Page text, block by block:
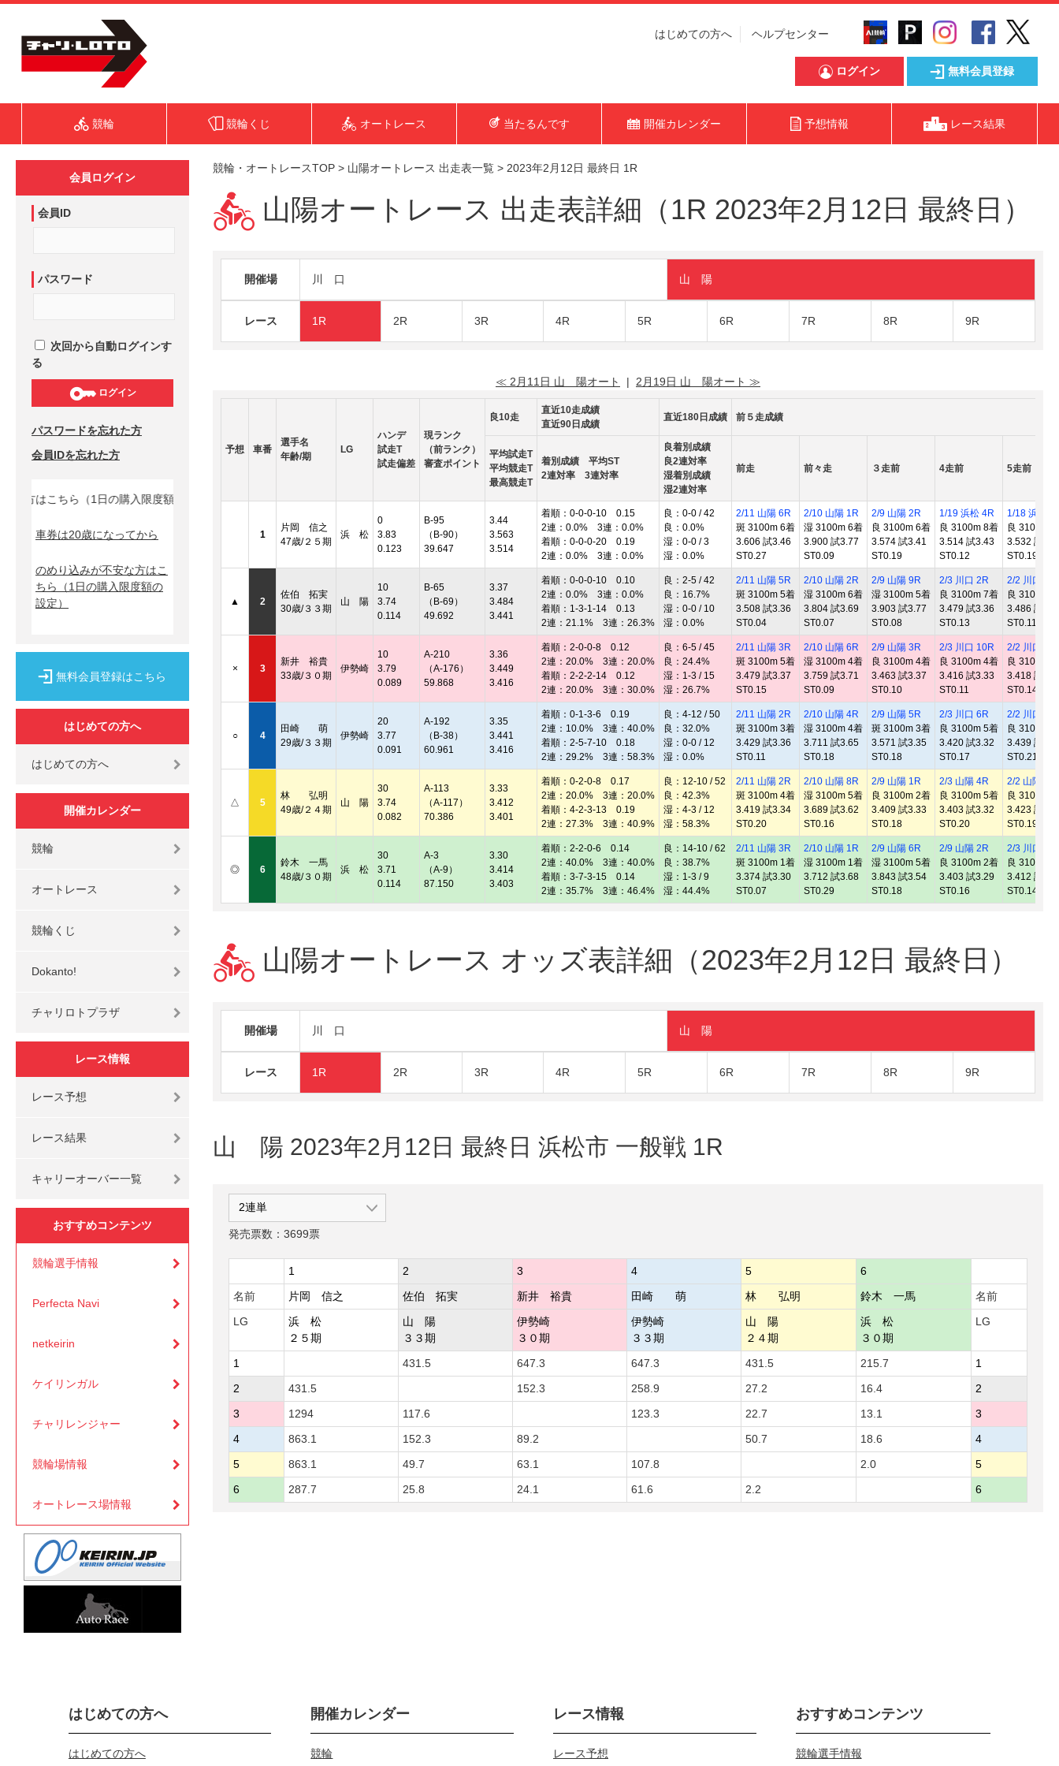
はじめての方へ ヘルプセンター
ログイン 無料会員登録
競輪 競輪くじ オートレース 当たるんです 開催カレンダー 予想情報 レース結果
会員ログイン
会員ID
パスワード
次回から自動ログインす
る
ログイン
パスワードを忘れた方
会員IDを忘れた方
こちら（1日の購入限度額の設定）↓
車券は20歳になってから
のめり込みが不安な方はこ
ちら
（1日の購入限度額の
設定）
無料会員登録はこちら
はじめての方へ
はじめての方へ
開催カレンダー
競輪
オートレース
競輪くじ
Dokanto!
チャリロトプラザ
レース情報
レース予想
レース結果
キャリーオーバー一覧
おすすめコンテンツ
競輪選手情報
Perfecta Navi
netkeirin
ケイリンガル
チャリレンジャー
競輪場情報
オートレース場情報
競輪・オートレースTOP > 山陽オートレース 出走表一覧 > 2023年2月12日 最終日 1R
山陽オートレース 出走表詳細（1R 2023年2月12日 最終日）
開催場 川 口 山 陽
レース 1R 2R 3R 4R 5R 6R 7R 8R 9R
≪ 2月11日 山 陽オート | 2月19日 山 陽オート ≫
予想 車番
選手名
年齢/期
LG
ハンデ
試走T
試走偏差
現ランク
（前ランク）
審査ポイント
良10走
直近10走成績
直近90日成績
直近180日成績 前５走成績
平均試走T
平均競走T
最高競走T
着別成績 平均ST
2連対率 3連対率
良着別成績
良2連対率
湿着別成績
湿2連対率
前走 前々走 ３走前 4走前 5走前
1
片岡 信之
47歳/２５期
浜 松
0
3.83
0.123
B-95
（B-90）
39.647
3.44
3.563
3.514
着順：0-0-0-10 0.15
2連：0.0% 3連：0.0%
着順：0-0-0-20 0.19
2連：0.0% 3連：0.0%
良：0-0 / 42
良：0.0%
湿：0-0 / 3
湿：0.0%
2/11 山陽 6R
斑 3100m 6着
3.606 試3.46
ST0.27
2/10 山陽 1R
湿 3100m 6着
3.900 試3.77
ST0.09
2/9 山陽 2R
良 3100m 6着
3.574 試3.41
ST0.19
1/19 浜松 4R
良 3100m 8着
3.514 試3.43
ST0.12
1/18 浜松
良 3100m 7
3.532 試
ST0.19
▲ 2
佐伯 拓実
30歳/３３期
山 陽
10
3.74
0.114
B-65
（B-69）
49.692
3.37
3.484
3.441
着順：0-0-0-10 0.10
2連：0.0% 3連：0.0%
着順：1-3-1-14 0.13
2連：21.1% 3連：26.3%
良：2-5 / 42
良：16.7%
湿：0-0 / 10
湿：0.0%
2/11 山陽 5R
斑 3100m 5着
3.508 試3.36
ST0.04
2/10 山陽 2R
湿 3100m 6着
3.804 試3.69
ST0.07
2/9 山陽 9R
湿 3100m 5着
3.903 試3.77
ST0.08
2/3 川口 2R
良 3100m 7着
3.479 試3.36
ST0.13
2/2 川口 1R
良 3100m 4
3.486 試
ST0.11
× 3
新井 裕貴
33歳/３０期
伊勢崎
10
3.79
0.089
A-210
（A-176）
59.868
3.36
3.449
3.416
着順：2-0-0-8 0.12
2連：20.0% 3連：20.0%
着順：2-2-2-14 0.12
2連：20.0% 3連：30.0%
良：6-5 / 45
良：24.4%
湿：1-3 / 15
湿：26.7%
2/11 山陽 3R
斑 3100m 5着
3.479 試3.37
ST0.15
2/10 山陽 6R
湿 3100m 4着
3.759 試3.71
ST0.09
2/9 山陽 3R
良 3100m 4着
3.463 試3.37
ST0.10
2/3 川口 10R
良 3100m 4着
3.416 試3.33
ST0.11
2/2 川口
良 3100m 6
3.418 試
ST0.14
○ 4
田崎 萌
29歳/３３期
伊勢崎
20
3.77
0.091
A-192
（B-38）
60.961
3.35
3.441
3.416
着順：0-1-3-6 0.19
2連：10.0% 3連：40.0%
着順：2-5-7-10 0.18
2連：29.2% 3連：58.3%
良：4-12 / 50
良：32.0%
湿：0-0 / 12
湿：0.0%
2/11 山陽 2R
斑 3100m 3着
3.429 試3.36
ST0.11
2/10 山陽 4R
湿 3100m 4着
3.711 試3.65
ST0.18
2/9 山陽 5R
斑 3100m 3着
3.571 試3.35
ST0.18
2/3 川口 6R
良 3100m 5着
3.420 試3.32
ST0.17
2/2 川口 3R
良 3100m 2
3.439 試
ST0.21
△ 5
林 弘明
49歳/２４期
山 陽
30
3.74
0.082
A-113
（A-117）
70.386
3.33
3.412
3.401
着順：0-2-0-8 0.17
2連：20.0% 3連：20.0%
着順：4-2-3-13 0.19
2連：27.3% 3連：40.9%
良：12-10 / 52
良：42.3%
湿：4-3 / 12
湿：58.3%
2/11 山陽 2R
斑 3100m 4着
3.419 試3.34
ST0.20
2/10 山陽 8R
湿 3100m 5着
3.689 試3.62
ST0.16
2/9 山陽 1R
良 3100m 2着
3.409 試3.33
ST0.18
2/3 山陽 4R
良 3100m 5着
3.403 試3.32
ST0.20
2/2 山陽 2R
良 3100m 5
3.423 試
ST0.19
◎ 6
鈴木 一馬
48歳/３０期
浜 松
30
3.71
0.114
A-3
（A-9）
87.150
3.30
3.414
3.403
着順：2-2-0-6 0.14
2連：40.0% 3連：40.0%
着順：3-7-3-15 0.14
2連：35.7% 3連：46.4%
良：14-10 / 62
良：38.7%
湿：1-3 / 9
湿：44.4%
2/11 山陽 3R
斑 3100m 1着
3.374 試3.30
ST0.07
2/10 山陽 1R
湿 3100m 1着
3.712 試3.68
ST0.29
2/9 山陽 6R
湿 3100m 5着
3.843 試3.54
ST0.18
2/9 山陽 2R
良 3100m 2着
3.403 試3.29
ST0.16
2/3 川口 6R
良 3100m 6
3.412 試
ST0.14
山陽オートレース オッズ表詳細（2023年2月12日 最終日）
開催場 川 口 山 陽
レース 1R 2R 3R 4R 5R 6R 7R 8R 9R
山 陽 2023年2月12日 最終日 浜松市 一般戦 1R
発売票数：3699票
1 2 3 4 5
6
名前
片岡 信之 佐伯 拓実 新井 裕貴 田崎 萌 林 弘明 鈴木 一馬
名前
LG
浜 松
２５期
山 陽
３３期
伊勢崎
３０期
伊勢崎
３３期
山 陽
２４期
浜 松
３０期
LG
1 431.5 647.3 647.3 431.5 215.7
1
2
431.5 152.3 258.9 27.2 16.4
2
3
1294 117.6 123.3 22.7 13.1
3
4
863.1 152.3 89.2 50.7 18.6
4
5
863.1 49.7 63.1 107.8 2.0
5
6
287.7 25.8 24.1 61.6 2.2 6
はじめての方へ
はじめての方へ
開催カレンダー
競輪
レース情報
レース予想
おすすめコンテンツ
競輪選手情報